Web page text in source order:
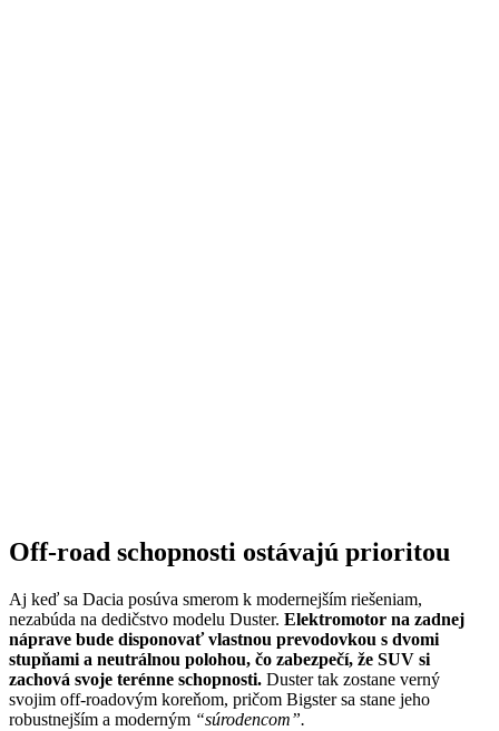
Off-road schopnosti ostávajú prioritou
Aj keď sa Dacia posúva smerom k modernejším riešeniam,
nezabúda na dedičstvo modelu Duster. Elektromotor na zadnej
náprave bude disponovať vlastnou prevodovkou s dvomi
stupňami a neutrálnou polohou, čo zabezpečí, že SUV si
zachová svoje terénne schopnosti. Duster tak zostane verný
svojim off-roadovým koreňom, pričom Bigster sa stane jeho
robustnejším a moderným “súrodencom”.